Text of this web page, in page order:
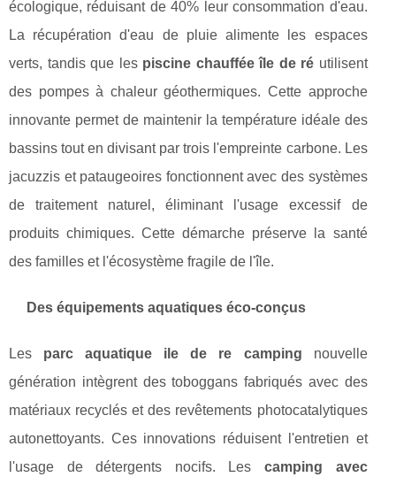
écologique, réduisant de 40% leur consommation d'eau.
La récupération d'eau de pluie alimente les espaces
verts, tandis que les piscine chauffée île de ré utilisent
des pompes à chaleur géothermiques. Cette approche
innovante permet de maintenir la température idéale des
bassins tout en divisant par trois l'empreinte carbone. Les
jacuzzis et pataugeoires fonctionnent avec des systèmes
de traitement naturel, éliminant l'usage excessif de
produits chimiques. Cette démarche préserve la santé
des familles et l'écosystème fragile de l'île.
Des équipements aquatiques éco-conçus
Les parc aquatique ile de re camping nouvelle
génération intègrent des toboggans fabriqués avec des
matériaux recyclés et des revêtements photocatalytiques
autonettoyants. Ces innovations réduisent l'entretien et
l'usage de détergents nocifs. Les camping avec